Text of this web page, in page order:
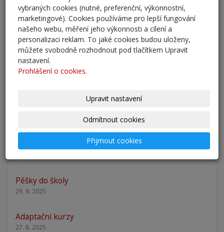
25. 5. 2026
Odlišná organizace školního roku 2025/2026
27. 2. 2026
Zápis 2026 - výsledky
Nový školní rok - informace
Pěšky do školy
29. 8. 2025
Adaptační kurzy
27. 8. 2025
vybraných cookies (nutné, preferenční, výkonnostní,
marketingové). Cookies používáme pro lepší fungování
našeho webu, měření jeho výkonnosti a cílení a
personalizaci reklam. To jaké cookies budou uloženy,
můžete svobodně rozhodnout pod tlačítkem Upravit
nastavení.
Prohlášení o cookies.
Upravit nastavení
Odmítnout cookies
Přijmout cookies